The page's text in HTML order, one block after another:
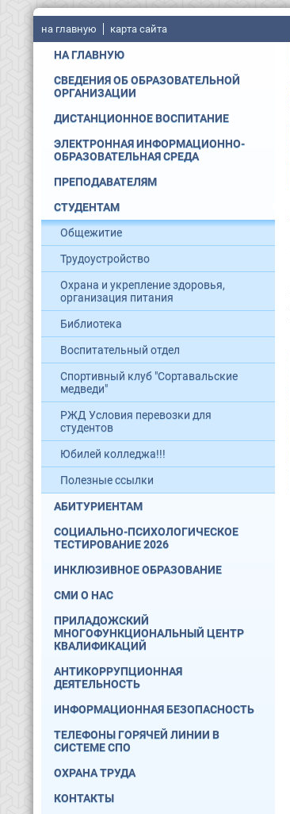
на главную карта сайта
НА ГЛАВНУЮ
СВЕДЕНИЯ ОБ ОБРАЗОВАТЕЛЬНОЙ
ОРГАНИЗАЦИИ
ДИСТАНЦИОННОЕ ВОСПИТАНИЕ
ЭЛЕКТРОННАЯ ИНФОРМАЦИОННО-
ОБРАЗОВАТЕЛЬНАЯ СРЕДА
ПРЕПОДАВАТЕЛЯМ
СТУДЕНТАМ
Общежитие
Трудоустройство
Охрана и укрепление здоровья,
организация питания
Библиотека
Воспитательный отдел
Спортивный клуб "Сортавальские
медведи"
РЖД Условия перевозки для
студентов
Юбилей колледжа!!!
Полезные ссылки
АБИТУРИЕНТАМ
СОЦИАЛЬНО-ПСИХОЛОГИЧЕСКОЕ
ТЕСТИРОВАНИЕ 2026
ИНКЛЮЗИВНОЕ ОБРАЗОВАНИЕ
СМИ О НАС
ПРИЛАДОЖСКИЙ
МНОГОФУНКЦИОНАЛЬНЫЙ ЦЕНТР
КВАЛИФИКАЦИЙ
АНТИКОРРУПЦИОННАЯ
ДЕЯТЕЛЬНОСТЬ
ИНФОРМАЦИОННАЯ БЕЗОПАСНОСТЬ
ТЕЛЕФОНЫ ГОРЯЧЕЙ ЛИНИИ В
СИСТЕМЕ СПО
ОХРАНА ТРУДА
КОНТАКТЫ